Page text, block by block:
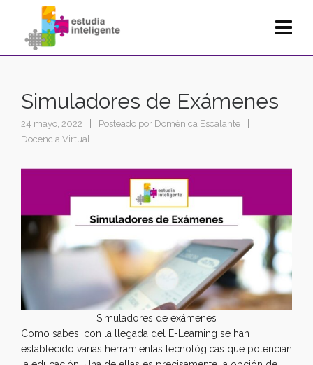
Simuladores de Exámenes
24 mayo, 2022 Posteado por Doménica Escalante
Docencia Virtual
Simuladores de exámenes
Como sabes, con la llegada del E-Learning se han
establecido varias herramientas tecnológicas que potencian